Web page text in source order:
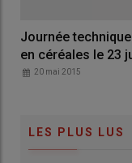
Journée
en céréales le 23
20 mai 2015
LES PLUS LUS